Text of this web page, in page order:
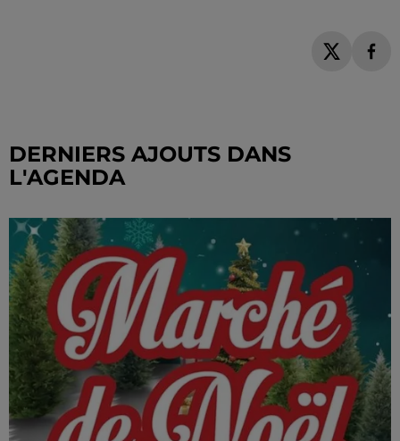
DERNIERS AJOUTS DANS
L'AGENDA